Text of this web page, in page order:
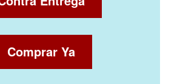
Comprar Ya